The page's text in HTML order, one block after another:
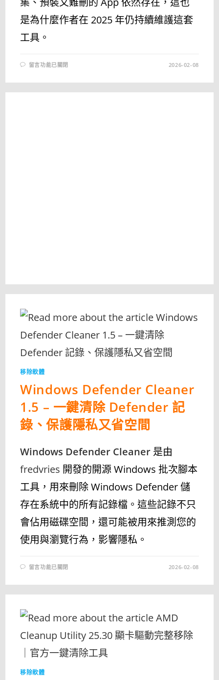
是為什麼作者在 2025 年仍持續維護這套
工具。
在
〈一
清
留言功能已關閉 2026-02-08
移除軟體
Windows Defender Cleaner
1.5 – 一鍵清除 Defender 記
錄、保護隱私又省空間
Windows Defender Cleaner 是由
fredvries 開發的開源 Windows 批次腳本
工具，用來刪除 Windows Defender 儲
存在系統中的所有記錄檔。這些記錄不只
會佔用磁碟空間，還可能被用來推測您的
使用與瀏覽行為，影響隱私。
在
〈WINDOWS
CLEANER
清
除
DEFENDER
記
保
護
私
又
留言功能已關閉 2026-02-08
移除軟體